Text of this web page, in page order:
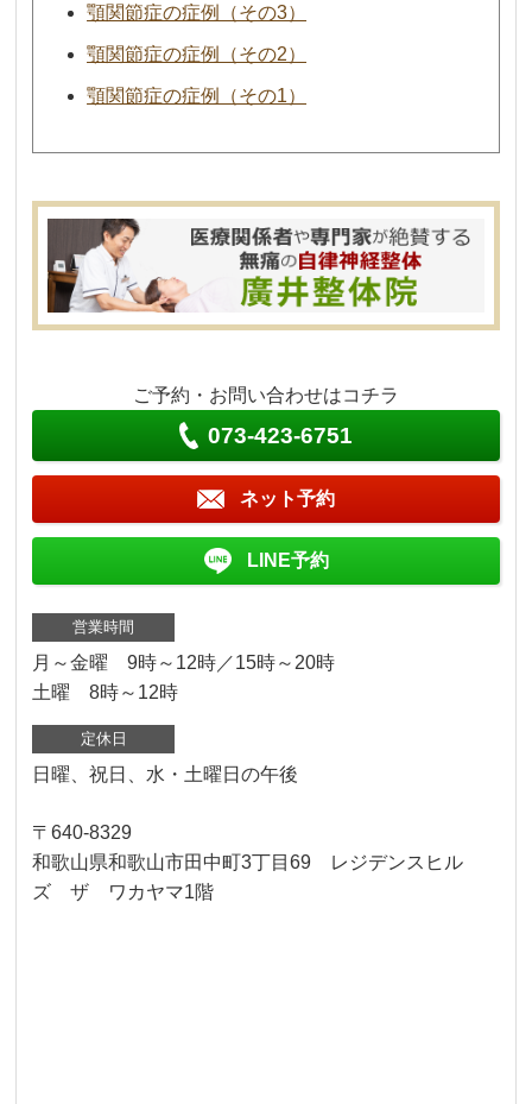
顎関節症の症例（その3）
顎関節症の症例（その2）
顎関節症の症例（その1）
ご予約・お問い合わせはコチラ
073-423-6751
ネット予約
LINE予約
営業時間
月～金曜 9時～12時／15時～20時
土曜 8時～12時
定休日
日曜、祝日、水・土曜日の午後
〒640-8329
和歌山県和歌山市田中町3丁目69 レジデンスヒル
ズ ザ ワカヤマ1階